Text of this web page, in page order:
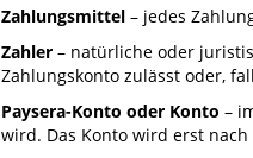
Zahlungsmittel – jedes
Zahler – natürliche oder
Zahlungskonto zulässt oder,
Paysera-Konto oder Konto –
wird. Das Konto wird erst